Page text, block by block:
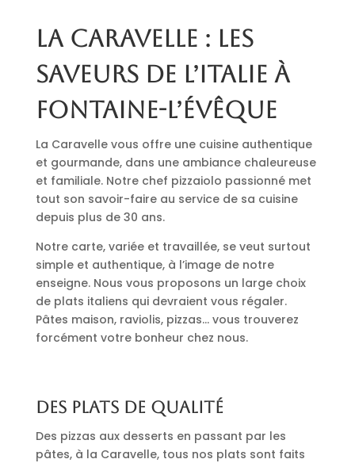
La Caravelle : les
saveurs de l’Italie à
Fontaine-l’Évêque
La Caravelle vous offre une cuisine authentique
et gourmande, dans une ambiance chaleureuse
et familiale. Notre chef pizzaiolo passionné met
tout son savoir-faire au service de sa cuisine
depuis plus de 30 ans.
Notre carte, variée et travaillée, se veut surtout
simple et authentique, à l’image de notre
enseigne. Nous vous proposons un large choix
de plats italiens qui devraient vous régaler.
Pâtes maison, raviolis, pizzas… vous trouverez
forcément votre bonheur chez nous.
Des plats de qualité
Des pizzas aux desserts en passant par les
pâtes, à la Caravelle, tous nos plats sont faits